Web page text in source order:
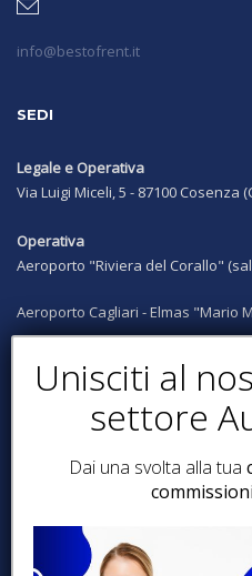
info@bestofrent.it
SEDI
Legale e Operativa
Via Luigi Miceli, 5 - 87100 Cosenza
Operativa
Aeroporto "Riviera del Corallo"
Aeroporto Cagliari - Elmas "Mario
Siamo presenti anche a:
Catanzaro, Reggio Calabria,
SEGUICI SUI SOCIAL
Dai una svolta alla tua